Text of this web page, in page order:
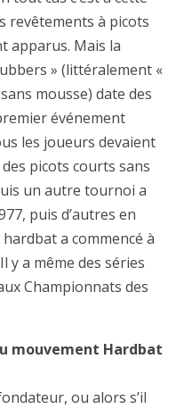
revêtements à picots
apparus. Mais la
» (littéralement «
mousse) date des
événement
les joueurs devaient
picots courts sans
un autre tournoi a
puis d’autres en
a commencé à
y a même des séries
Championnats des
mouvement Hardbat
ou alors s’il